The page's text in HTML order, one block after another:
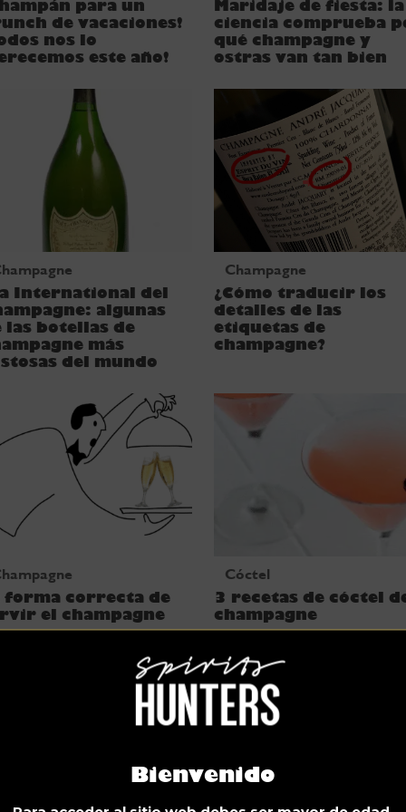
Bienvenido
para un
de vacaciones!
nos lo
este año!
Maridaje de fiesta: la
ciencia comprueba
qué champagne y
ostras van tan bien
International del
algunas
las botellas de
más
del mundo
Champagne
¿Cómo traducir los
detalles de las
etiquetas de
champagne?
forma correcta de
el champagne
Cóctel
3 recetas de cóctel
champagne